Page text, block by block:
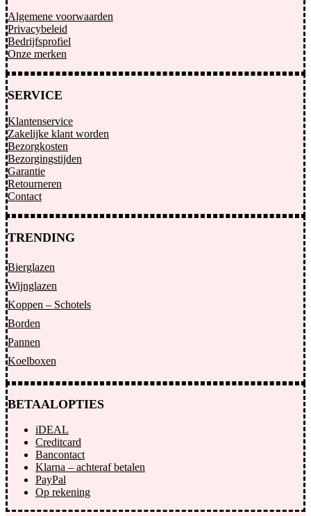
Algemene voorwaarden
Privacybeleid
Bedrijfsprofiel
Onze merken
SERVICE
Klantenservice
Zakelijke klant worden
Bezorgkosten
Bezorgingstijden
Garantie
Retourneren
Contact
TRENDING
Bierglazen
Wijnglazen
Koppen – Schotels
Borden
Pannen
Koelboxen
BETAALOPTIES
iDEAL
Creditcard
Bancontact
Klarna – achteraf betalen
PayPal
Op rekening